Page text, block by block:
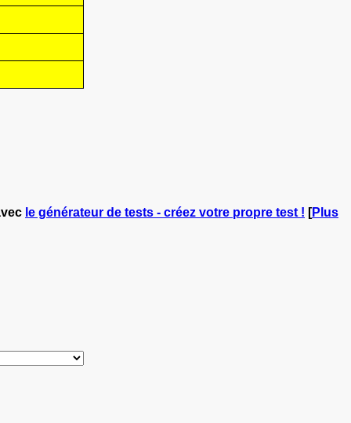
le générateur de tests - créez votre propre test ! [Plus